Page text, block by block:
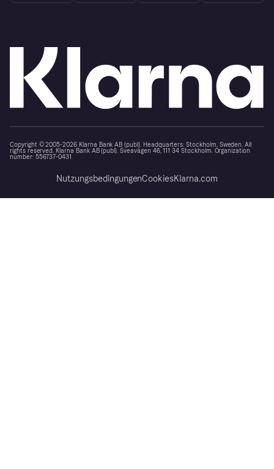
Copyright © 2005-2026 Klarna Bank AB (publ). Headquarters: Stockholm, Sweden. All
rights reserved. Klarna Bank AB (publ). Sveavägen 46, 111 34 Stockholm. Organization
number: 556737-0431
NutzungsbedingungenCookiesKlarna.com